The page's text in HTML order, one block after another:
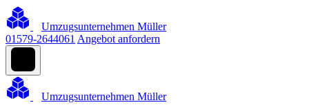
Umzugsunternehmen Müller
01579-2644061 Angebot anfordern
Umzugsunternehmen Müller